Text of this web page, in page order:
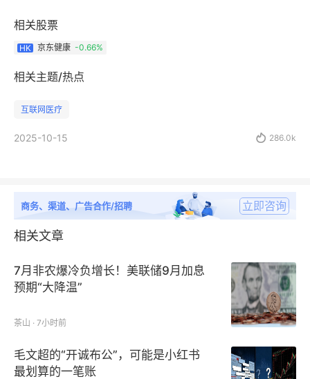
相关股票
HK 京东健康 -0.66%
相关主题/热点
互联网医疗
2025-10-15  286.0k
商务、渠道、广告合作/招聘 立即咨询
相关文章
7月非农爆冷负增长！美联储9月加息
预期“大降温”
茶山 · 7小时前
毛文超的“开诚布公”，可能是小红书
最划算的一笔账